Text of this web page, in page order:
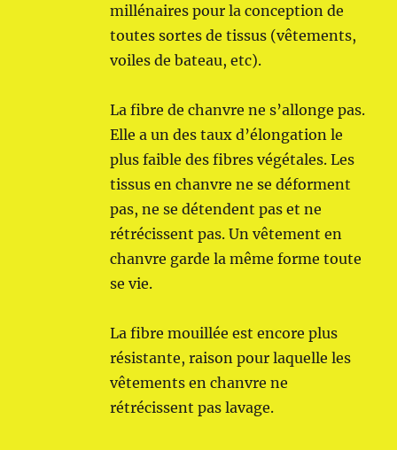
millénaires pour la conception de
toutes sortes de tissus (vêtements,
voiles de bateau, etc).
La fibre de chanvre ne s’allonge pas.
Elle a un des taux d’élongation le
plus faible des fibres végétales. Les
tissus en chanvre ne se déforment
pas, ne se détendent pas et ne
rétrécissent pas. Un vêtement en
chanvre garde la même forme toute
se vie.
La fibre mouillée est encore plus
résistante, raison pour laquelle les
vêtements en chanvre ne
rétrécissent pas lavage.